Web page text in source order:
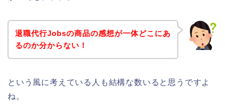
退職代行Jobsの商品の感想が一体どこにあ
るのか分からない！
という風に考えている人も結構な数いると思うですよ
ね。